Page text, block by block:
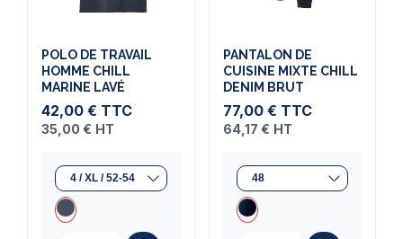
POLO DE TRAVAIL
HOMME CHILL
MARINE LAVÉ
42,00 € TTC
35,00 € HT
PANTALON DE
CUISINE MIXTE CHILL
DENIM BRUT
77,00 € TTC
64,17 € HT